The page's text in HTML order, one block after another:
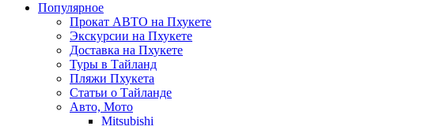
Популярное
Прокат АВТО на Пхукете
Экскурсии на Пхукете
Доставка на Пхукете
Туры в Тайланд
Пляжи Пхукета
Статьи о Тайланде
Авто, Мото
Mitsubishi